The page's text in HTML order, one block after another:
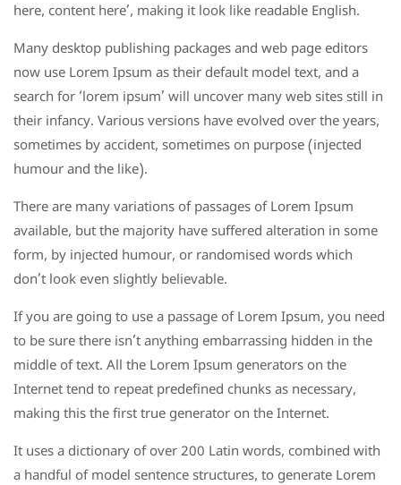
here, content here’, making it look like readable English.
Many desktop publishing packages and web page editors
now use Lorem Ipsum as their default model text, and a
search for ‘lorem ipsum’ will uncover many web sites still in
their infancy. Various versions have evolved over the years,
sometimes by accident, sometimes on purpose (injected
humour and the like).
There are many variations of passages of Lorem Ipsum
available, but the majority have suffered alteration in some
form, by injected humour, or randomised words which
don’t look even slightly believable.
If you are going to use a passage of Lorem Ipsum, you need
to be sure there isn’t anything embarrassing hidden in the
middle of text. All the Lorem Ipsum generators on the
Internet tend to repeat predefined chunks as necessary,
making this the first true generator on the Internet.
It uses a dictionary of over 200 Latin words, combined with
a handful of model sentence structures, to generate Lorem